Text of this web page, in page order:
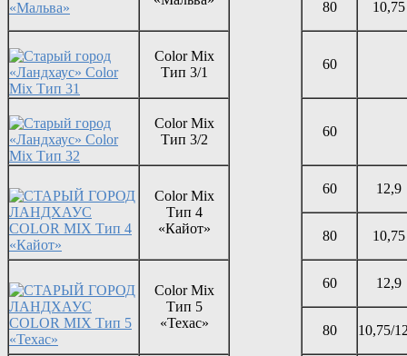
80 10,75
Color Mix
Тип 3/1
60
Color Mix
Тип 3/2
60
Color Mix
Тип 4
«Кайот»
60 12,9
80 10,75
Color Mix
Тип 5
«Техас»
60 12,9
80 10,75/